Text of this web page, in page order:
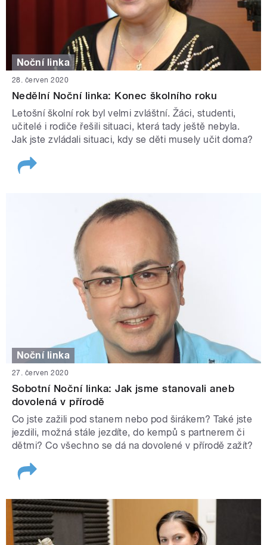
Noční linka
28. červen 2020
Nedělní Noční linka: Konec školního roku
Letošní školní rok byl velmi zvláštní. Žáci, studenti,
učitelé i rodiče řešili situaci, která tady ještě nebyla.
Jak jste zvládali situaci, kdy se děti musely učit doma?
Noční linka
27. červen 2020
Sobotní Noční linka: Jak jsme stanovali aneb
dovolená v přírodě
Co jste zažili pod stanem nebo pod širákem? Také jste
jezdili, možná stále jezdíte, do kempů s partnerem či
dětmi? Co všechno se dá na dovolené v přírodě zažít?